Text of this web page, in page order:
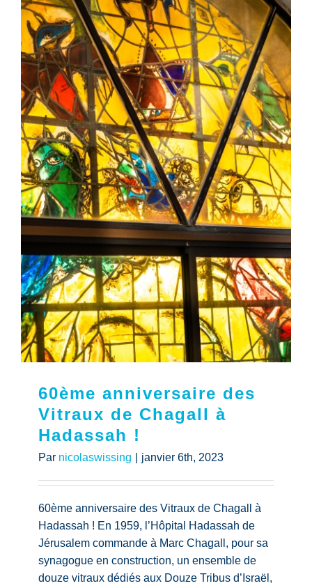
60ème anniversaire des
Vitraux de Chagall à
Hadassah !
Par nicolaswissing janvier 6th, 2023
60ème anniversaire des Vitraux de Chagall à
Hadassah ! En 1959, l’Hôpital Hadassah de
Jérusalem commande à Marc Chagall, pour sa
synagogue en construction, un ensemble de
douze vitraux dédiés aux Douze Tribus d’Israël,